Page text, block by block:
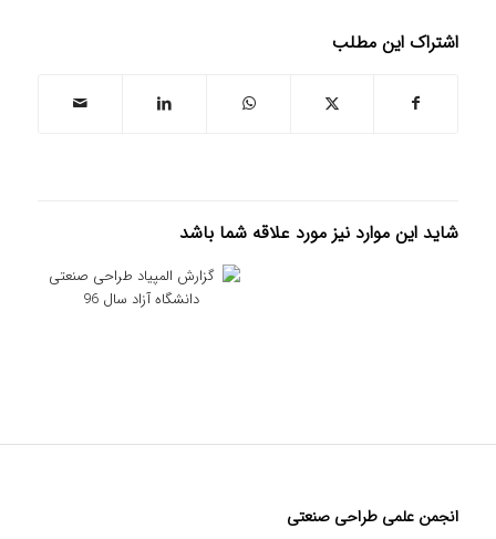
اشتراک این مطلب
شاید این موارد نیز مورد علاقه شما باشد
انجمن علمی طراحی صنعتی